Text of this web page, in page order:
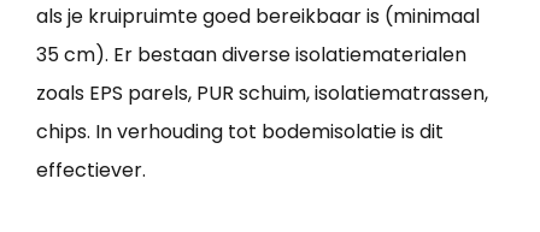
als je kruipruimte goed bereikbaar is (minimaal
35 cm). Er bestaan diverse isolatiematerialen
zoals EPS parels, PUR schuim, isolatiematrassen,
chips. In verhouding tot bodemisolatie is dit
effectiever.